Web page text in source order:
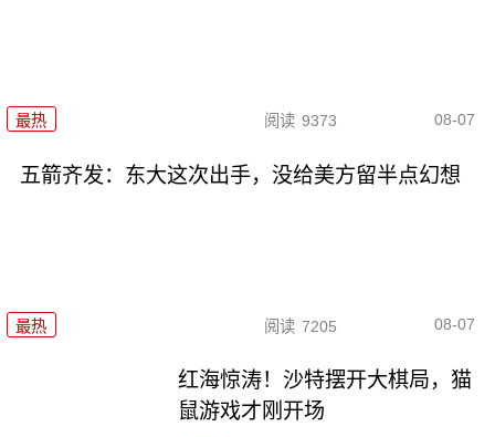
最热 阅读 9373 08-07
五箭齐发：东大这次出手，没给美方留半点幻想
最热 阅读 7205 08-07
红海惊涛！沙特摆开大棋局，猫
鼠游戏才刚开场